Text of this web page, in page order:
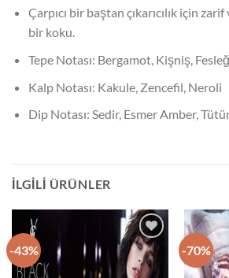
Çarpıcı bir baştan çıkarıcılık için
bir koku.
Tepe Notası: Bergamot, Kişniş,
Kalp Notası: Kakule, Zencefil, Neroli
Dip Notası: Sedir, Esmer Amber,
İLGILI ÜRÜNLER
-43%
İstek
Listeme
Ekle
-70%